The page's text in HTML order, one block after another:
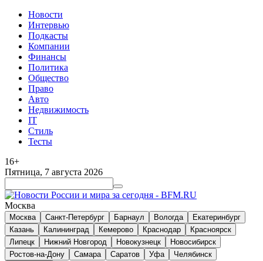
Новости
Интервью
Подкасты
Компании
Финансы
Политика
Общество
Право
Авто
Недвижимость
IT
Стиль
Тесты
16+
Пятница, 7 августа 2026
Москва
Москва Санкт-Петербург Барнаул Вологда
Екатеринбург
Казань
Калининград Кемерово Краснодар
Красноярск
Липецк
Нижний Новгород Новокузнецк
Новосибирск
Ростов-на-Дону
Самара Саратов Уфа
Челябинск